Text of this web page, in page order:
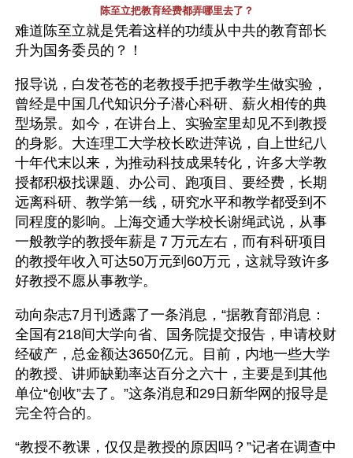
陈至立把教育经费都弄哪里去了？
难道陈至立就是凭着这样的功绩从中共的教育部长
升为国务委员的？！
报导说，白发苍苍的老教授手把手教学生做实验，
曾经是中国几代知识分子潜心科研、薪火相传的典
型场景。如今，在讲台上、实验室里却见不到教授
的身影。大连理工大学校长欧进萍说，自上世纪八
十年代末以来，为推动科技成果转化，许多大学教
授都积极找课题、办公司、跑项目、要经费，长期
远离科研、教学第一线，研究水平和教学都受到不
同程度的影响。上海交通大学校长谢绳武说，从事
一般教学的教授年薪是７万元左右，而有科研项目
的教授年收入可达50万元到60万元，这就导致许多
好教授不愿从事教学。
动向杂志7月刊透露了一条消息，“据教育部消息：
全国有218间大学向省、国务院提交报告，申请校财
经破产，总金额达3650亿元。目前，内地一些大学
的教授、讲师缺勤率达百分之六十，主要是到其他
单位“创收”去了。”这条消息和29日新华网的报导是
完全符合的。
“教授不教课，仅仅是教授的原因吗？”记者在调查中